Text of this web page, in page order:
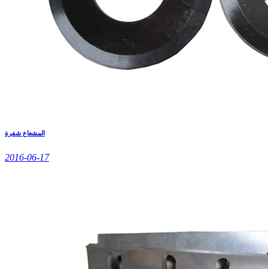
المشعاع شفرة
2016-06-17